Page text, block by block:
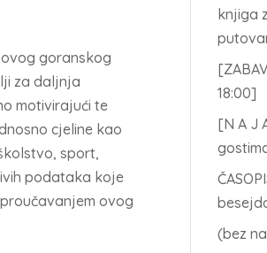
goranskog
za daljnja
motivirajući te
cjeline kao
sport,
podataka koje
ovog
knjiga
18:00]
[N A J
(bez